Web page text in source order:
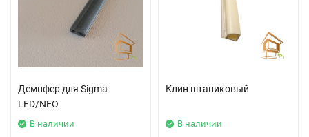
Демпфер для Sigma
LED/NEO
В наличии
Клин штапиковый
В наличии